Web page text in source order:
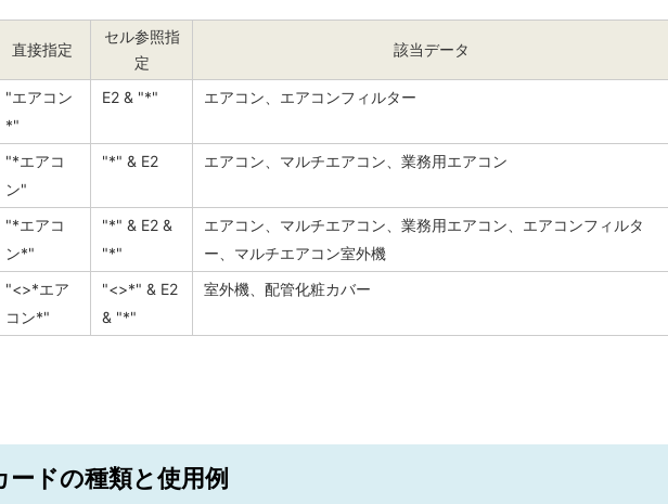
直接指定
セル参照指
定
該当データ
"エアコン
*"
E2 & "*" エアコン、エアコンフィルター
"*エアコ
ン"
"*" & E2 エアコン、マルチエアコン、業務用エアコン
"*エアコ
ン*"
"*" & E2 &
"*"
エアコン、マルチエアコン、業務用エアコン、エアコンフィルタ
ー、マルチエアコン室外機
"<>*エア
コン*"
"<>*" & E2
& "*"
室外機、配管化粧カバー
ードの種類と使用例